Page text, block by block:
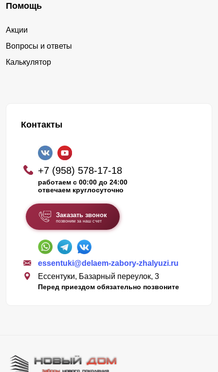
Помощь
Акции
Вопросы и ответы
Калькулятор
Контакты
+7 (958) 578-17-18
работаем с 00:00 до 24:00
отвечаем круглосуточно
Заказать звонок
позвоним за наш счет
essentuki@delaem-zabory-zhalyuzi.ru
Ессентуки, Базарный переулок, 3
Перед приездом обязательно позвоните